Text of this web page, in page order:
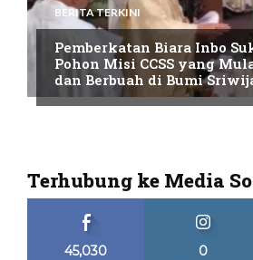
BERITA TERKINI
Pemberkatan Biara Inbo
Pohon Misi CCSS yang
dan Berbuah di Bumi
Terhubung ke Media
45,030 0